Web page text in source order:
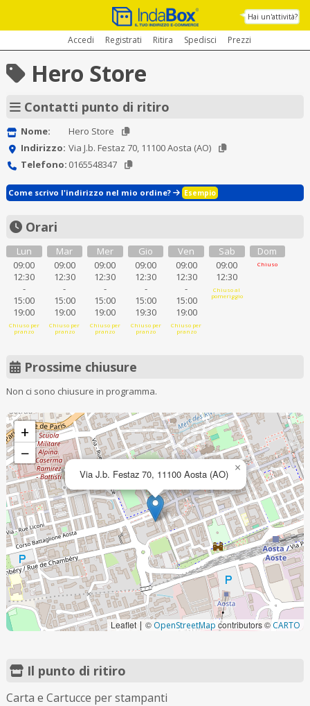
Hai un'attività?
Accedi Registrati Ritira Spedisci Prezzi
Hero Store
Contatti punto di ritiro
Nome:
Hero Store
Indirizzo: Via J.b. Festaz 70, 11100 Aosta (AO)
Telefono: 0165548347
Come scrivo l'indirizzo nel mio ordine? Esempio
Orari
Lun
09:00
12:30
-
15:00
19:00
Chiuso per
pranzo
Mar
09:00
12:30
-
15:00
19:00
Chiuso per
pranzo
Mer
09:00
12:30
-
15:00
19:00
Chiuso per
pranzo
Gio
09:00
12:30
-
15:00
19:30
Chiuso per
pranzo
Ven
09:00
12:30
-
15:00
19:00
Chiuso per
pranzo
Sab
09:00
12:30
Chiuso al
pomeriggio
Dom
Chiuso
Prossime chiusure
Non ci sono chiusure in programma.
Via J.b. Festaz 70, 11100 Aosta (AO) ×
+
−
Leaflet | © OpenStreetMap contributors © CARTO
Il punto di ritiro
Carta e Cartucce per stampanti